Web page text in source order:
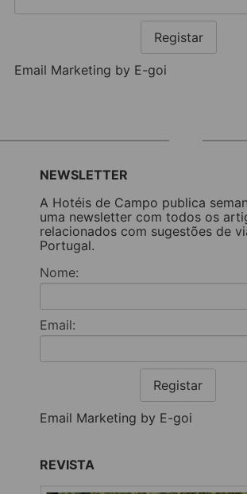
Registar
Email Marketing by E-goi
NEWSLETTER
A Hotéis de Campo publica
uma newsletter com todos os
relacionados com sugestões de
Portugal.
Nome:
Email:
Registar
Email Marketing by E-goi
REVISTA